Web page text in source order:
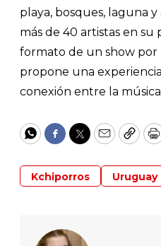
playa, bosques, laguna
más de 40 artistas en
formato de un show por
propone una
conexión entre la
WhatsApp
Facebook
Twitter
EmailCopy
Kchiporros Uruguay